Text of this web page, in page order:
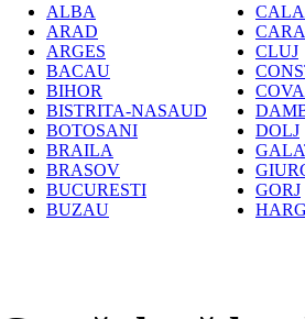
ALBA
ARAD
ARGES
BACAU
BIHOR
BISTRITA-NASAUD
BOTOSANI
BRAILA
BRASOV
BUCURESTI
BUZAU
CLUJ
DOLJ
GORJ